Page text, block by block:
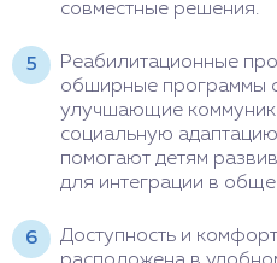
совместные решения.
Реабилитационные
обширные программы
улучшающие
социальную
помогают детям
для интеграции в
Доступность и